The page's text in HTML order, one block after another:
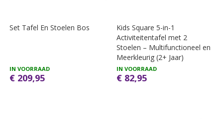
Set Tafel En Stoelen Bos
IN VOORRAAD
€ 209,95
Kids Square 5-in-1
Activiteitentafel met 2
Stoelen – Multifunctioneel en
Meerkleurig (2+ Jaar)
IN VOORRAAD
€ 82,95